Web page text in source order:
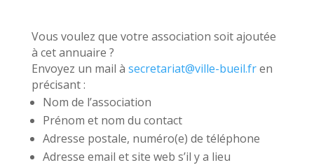
Vous voulez que votre association soit ajoutée
à cet annuaire ?
Envoyez un mail à secretariat@ville-bueil.fren
précisant :
Nom de l’association
Prénom et nom du contact
Adresse postale, numéro(e) de téléphone
Adresse email et site web s’il y a lieu